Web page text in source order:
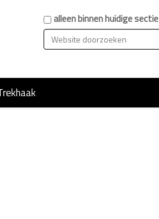
Zoekalleen binnen huidige sectie